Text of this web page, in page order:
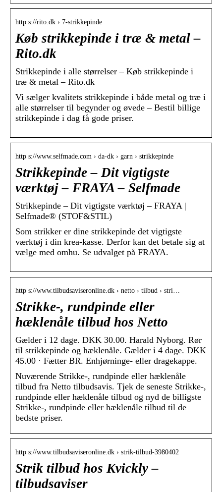
http s://rito.dk › 7-strikkepinde
Køb strikkepinde i træ & metal –
Rito.dk
Strikkepinde i alle størrelser – Køb strikkepinde i
træ & metal – Rito.dk
Vi sælger kvalitets strikkepinde i både metal og træ i
alle størrelser til begynder og øvede – Bestil billige
strikkepinde i dag få gode priser.
http s://www.selfmade.com › da-dk › garn › strikkepinde
Strikkepinde – Dit vigtigste
værktøj – FRAYA – Selfmade
Strikkepinde – Dit vigtigste værktøj – FRAYA |
Selfmade® (STOF&STIL)
Som strikker er dine strikkepinde det vigtigste
værktøj i din krea-kasse. Derfor kan det betale sig at
vælge med omhu. Se udvalget på FRAYA.
http s://www.tilbudsaviseronline.dk › netto › tilbud › stri…
Strikke-, rundpinde eller
hæklenåle tilbud hos Netto
Gælder i 12 dage. DKK 30.00. Harald Nyborg. Rør
til strikkepinde og hæklenåle. Gælder i 4 dage. DKK
45.00 · Fætter BR. Enhjørninge- eller dragekappe.
Nuværende Strikke-, rundpinde eller hæklenåle
tilbud fra Netto tilbudsavis. Tjek de seneste Strikke-,
rundpinde eller hæklenåle tilbud og nyd de billigste
Strikke-, rundpinde eller hæklenåle tilbud til de
bedste priser.
http s://www.tilbudsaviseronline.dk › strik-tilbud-3980402
Strik tilbud hos Kvickly –
tilbudsaviser